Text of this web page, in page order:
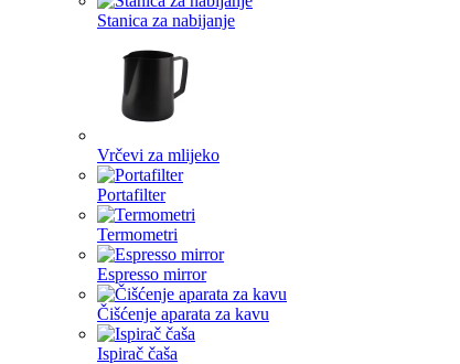
Stanica za nabijanje
Vrčevi za mlijeko
Portafilter
Termometri
Espresso mirror
Čišćenje aparata za kavu
Ispirač čaša